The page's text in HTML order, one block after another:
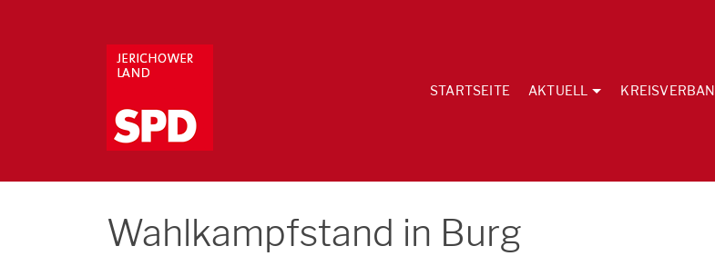
STARTSEITE AKTUELL
Wahlkampfstand in Burg